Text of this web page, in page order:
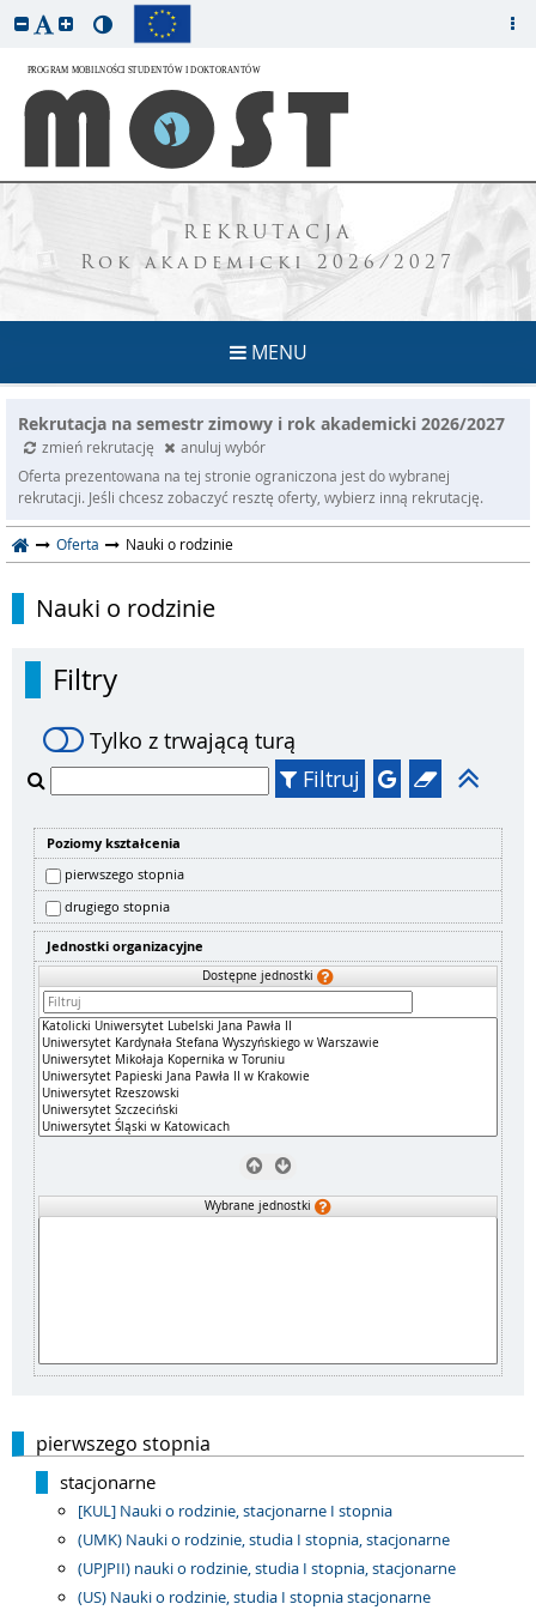
REKRUTACJA
Rok akademicki 2026/2027
MENU
Rekrutacja na semestr zimowy i rok akademicki 2026/2027
zmień rekrutację
anuluj wybór
Oferta prezentowana na tej stronie ograniczona jest do wybranej
rekrutacji. Jeśli chcesz zobaczyć resztę oferty, wybierz inną rekrutację.
Oferta Nauki o rodzinie
Nauki o rodzinie
Filtry
Tylko z trwającą turą
Filtruj
Poziomy kształcenia
pierwszego stopnia
drugiego stopnia
Jednostki organizacyjne
Dostępne jednostki
Wybrane jednostki
pierwszego stopnia
stacjonarne
[KUL] Nauki o rodzinie, stacjonarne I stopnia
(UMK) Nauki o rodzinie, studia I stopnia, stacjonarne
(UPJPII) nauki o rodzinie, studia I stopnia, stacjonarne
(US) Nauki o rodzinie, studia I stopnia stacjonarne